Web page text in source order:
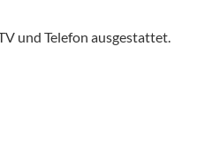
und Telefon ausgestattet.